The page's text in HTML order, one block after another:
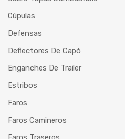
Cúpulas
Defensas
Deflectores De Capó
Enganches De Trailer
Estribos
Faros
Faros Camineros